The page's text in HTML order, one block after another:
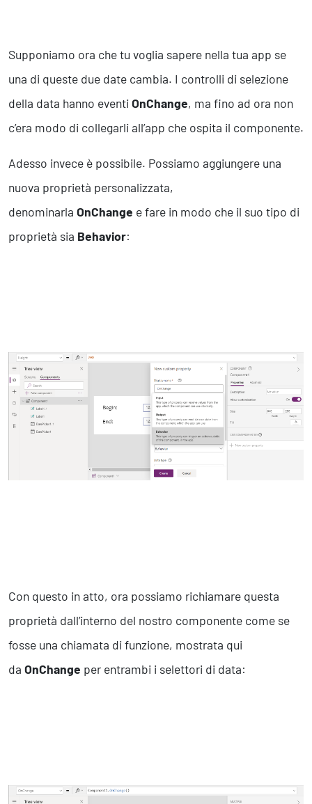
Supponiamo ora che tu voglia sapere nella tua app se
una di queste due date cambia. I controlli di selezione
della data hanno eventi OnChange, ma fino ad ora non
c’era modo di collegarli all’app che ospita il componente.
Adesso invece è possibile. Possiamo aggiungere una
nuova proprietà personalizzata,
denominarla OnChange e fare in modo che il suo tipo di
proprietà sia Behavior:
Con questo in atto, ora possiamo richiamare questa
proprietà dall’interno del nostro componente come se
fosse una chiamata di funzione, mostrata qui
da OnChange per entrambi i selettori di data: